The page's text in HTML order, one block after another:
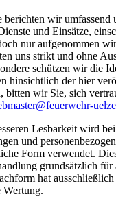
berichten wir umfassend
und Einsätze,
nur aufgenommen
uns strikt und ohne
schützen wir die
hinsichtlich der hier
bitten wir Sie, sich
Lesbarkeit wird bei
und
Form verwendet.
grundsätzlich für
hat
Wertung.